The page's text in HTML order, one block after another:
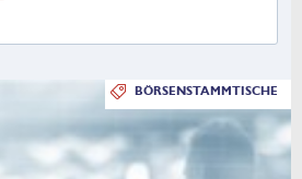
BÖRSENSTAMMTISCHE